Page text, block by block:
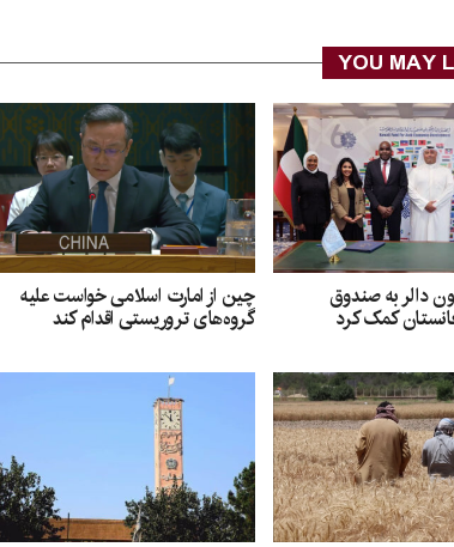
YOU MAY
میلیون دالر به صندوق
کمک کرد
چین از امارت اسلامی خواست علیه
گروه‌های تروریستی اقدام کند